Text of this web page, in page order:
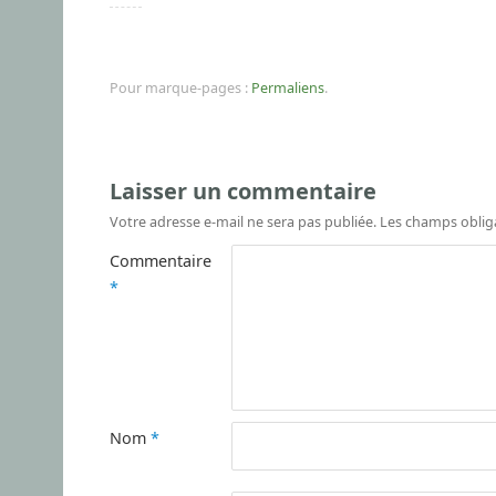
Pour marque-pages : Permaliens.
Laisser un commentaire
Votre adresse e-mail ne sera pas publiée. Les champs
Commentaire
*
Nom *